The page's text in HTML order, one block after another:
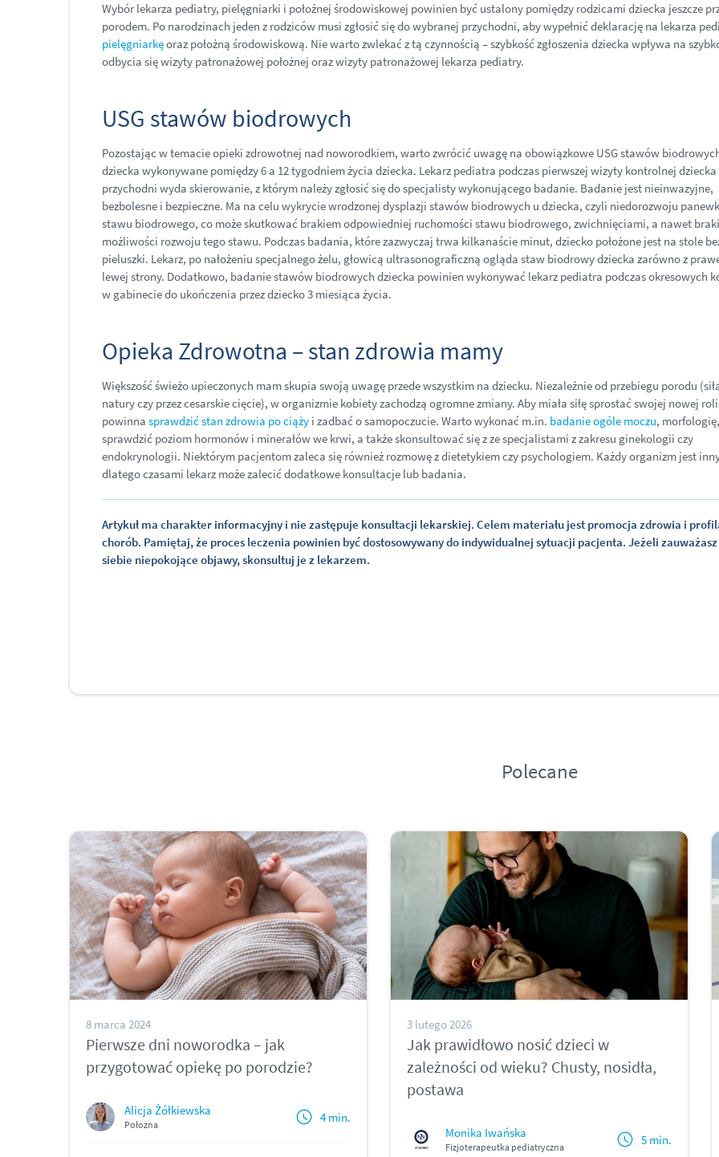
Wybór lekarza pediatry, pielęgniarki i położnej środowiskowej powinien być ustalony pomiędzy rodzicami dziecka jeszcze
porodem. Po narodzinach jeden z rodziców musi zgłosić się do wybranej przychodni, aby wypełnić deklarację na lekarza
pielęgniarkęoraz położną środowiskową. Nie warto zwlekać z tą czynnością – szybkość zgłoszenia dziecka wpływa na
odbycia się wizyty patronażowej położnej oraz wizyty patronażowej lekarza pediatry.
USG stawów biodrowych
Pozostając w temacie opieki zdrowotnej nad noworodkiem, warto zwrócić uwagę na obowiązkowe USG stawów
dziecka wykonywane pomiędzy 6 a 12 tygodniem życia dziecka. Lekarz pediatra podczas pierwszej wizyty kontrolnej
przychodni wyda skierowanie, z którym należy zgłosić się do specjalisty wykonującego badanie. Badanie jest nieinwazyjne,
bezbolesne i bezpieczne. Ma na celu wykrycie wrodzonej dysplazji stawów biodrowych u dziecka, czyli niedorozwoju
stawu biodrowego, co może skutkować brakiem odpowiedniej ruchomości stawu biodrowego, zwichnięciami, a nawet
możliwości rozwoju tego stawu. Podczas badania, które zazwyczaj trwa kilkanaście minut, dziecko położone jest na stole
pieluszki. Lekarz, po nałożeniu specjalnego żelu, głowicą ultrasonograficzną ogląda staw biodrowy dziecka zarówno z
lewej strony. Dodatkowo, badanie stawów biodrowych dziecka powinien wykonywać lekarz pediatra podczas okresowych
w gabinecie do ukończenia przez dziecko 3 miesiąca życia.
Opieka Zdrowotna – stan zdrowia mamy
Większość świeżo upieczonych mam skupia swoją uwagę przede wszystkim na dziecku. Niezależnie od przebiegu porodu
natury czy przez cesarskie cięcie), w organizmie kobiety zachodzą ogromne zmiany. Aby miała siłę sprostać swojej nowej
powinna sprawdzić stan zdrowia po ciąży i zadbać o samopoczucie. Warto wykonać m.in. badanie ogóle moczu, morfologię,
sprawdzić poziom hormonów i minerałów we krwi, a także skonsultować się z ze specjalistami z zakresu ginekologii czy
endokrynologii. Niektórym pacjentom zaleca się również rozmowę z dietetykiem czy psychologiem. Każdy organizm jest
dlatego czasami lekarz może zalecić dodatkowe konsultacje lub badania.
Artykuł ma charakter informacyjny i nie zastępuje konsultacji lekarskiej. Celem materiału jest promocja zdrowia i
chorób. Pamiętaj, że proces leczenia powinien być dostosowywany do indywidualnej sytuacji pacjenta. Jeżeli
siebie niepokojące objawy, skonsultuj je z lekarzem.
Polecane
8 marca 2024
Pierwsze dni noworodka – jak
przygotować opiekę po porodzie?
Alicja Żółkiewska
Położna 4 min.
3 lutego 2026
Jak prawidłowo nosić dzieci w
zależności od wieku? Chusty, nosidła,
postawa
Monika Iwańska
Fizjoterapeutka pediatryczna 5 min.